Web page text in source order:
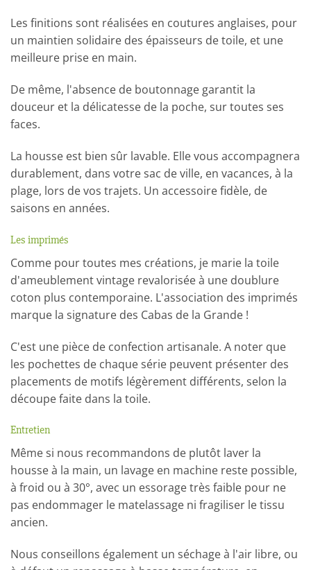
Les finitions sont réalisées en coutures anglaises, pour
un maintien solidaire des épaisseurs de toile, et une
meilleure prise en main.
De même, l'absence de boutonnage garantit la
douceur et la délicatesse de la poche, sur toutes ses
faces.
La housse est bien sûr lavable. Elle vous accompagnera
durablement, dans votre sac de ville, en vacances, à la
plage, lors de vos trajets. Un accessoire fidèle, de
saisons en années.
Les imprimés
Comme pour toutes mes créations, je marie la toile
d'ameublement vintage revalorisée à une doublure
coton plus contemporaine. L'association des imprimés
marque la signature des Cabas de la Grande !
C'est une pièce de confection artisanale. A noter que
les pochettes de chaque série peuvent présenter des
placements de motifs légèrement différents, selon la
découpe faite dans la toile.
Entretien
Même si nous recommandons de plutôt laver la
housse à la main, un lavage en machine reste possible,
à froid ou à 30°, avec un essorage très faible pour ne
pas endommager le matelassage ni fragiliser le tissu
ancien.
Nous conseillons également un séchage à l'air libre, ou